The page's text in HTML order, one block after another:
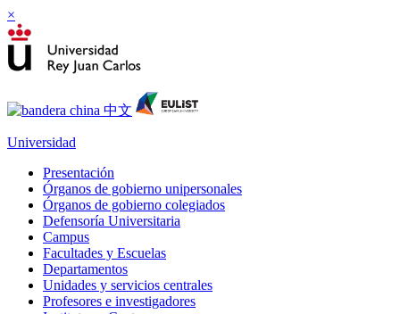
×
Universidad
Presentación
Órganos de gobierno unipersonales
Órganos de gobierno colegiados
Defensoría Universitaria
Campus
Facultades y Escuelas
Departamentos
Unidades y servicios centrales
Profesores e investigadores